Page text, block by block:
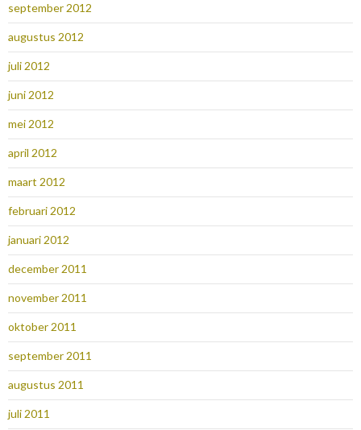
september 2012
augustus 2012
juli 2012
juni 2012
mei 2012
april 2012
maart 2012
februari 2012
januari 2012
december 2011
november 2011
oktober 2011
september 2011
augustus 2011
juli 2011